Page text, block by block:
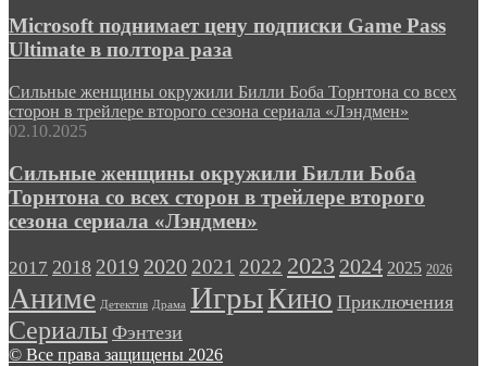
Microsoft поднимает цену подписки Game Pass
Ultimate в полтора раза
Сильные женщины окружили Билли Боба Торнтона со всех
сторон в трейлере второго сезона сериала «Лэндмен»
02.10.2025
Сильные женщины окружили Билли Боба
Торнтона со всех сторон в трейлере второго
сезона сериала «Лэндмен»
2017 2018 2019 2020 2021 2022 2023 2024 2025 2026
Аниме Детектив Драма ИгрыКино Приключения
Сериалы Фэнтези
© Все права защищены 2026